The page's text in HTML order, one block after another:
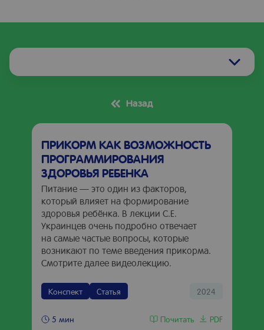
Назад
ПРИКОРМ КАК ВОЗМОЖНОСТЬ
ПРОГРАММИРОВАНИЯ
ЗДОРОВЬЯ РЕБЕНКА
Питание — это один из факторов,
который влияет на формирование
здоровья ребёнка. В лекции С.Е.
Украинцев очень подробно отвечает
на самые частые вопросы, которые
возникают по теме введения прикорма.
Смотрите далее видеолекцию.
Конспект Статья 2024
5 мин Почитать PDF